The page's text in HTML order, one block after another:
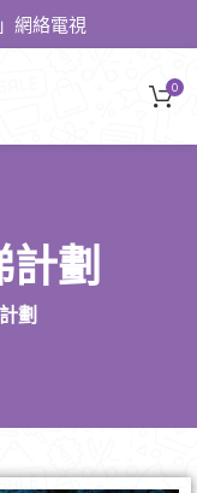
網絡電視
0
計劃
劃